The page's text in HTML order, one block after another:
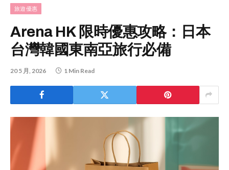
旅遊優惠
Arena HK 限時優惠攻略：日本
台灣韓國東南亞旅行必備
20 5 月, 2026 1 Min Read